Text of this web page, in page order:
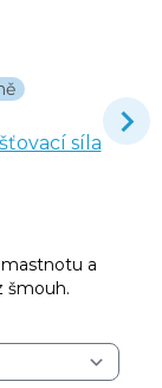
síla
mastnotu a
šmouh.